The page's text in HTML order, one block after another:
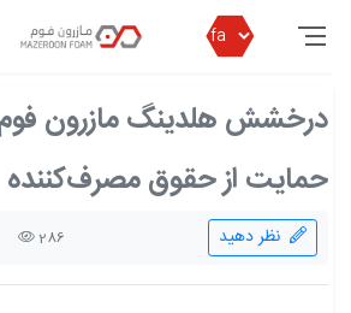
مازرون فوم
اخبار مازرون فوم
درخشش هلدینگ مازرون فوم در عرصه حمایت
درخشش هلدینگ مازرون
حمایت از حقوق مصرف‌کننده
286 نظر دهید